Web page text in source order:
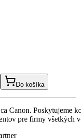
Do košíka
Canon. Poskytujeme
pre firmy všetkých